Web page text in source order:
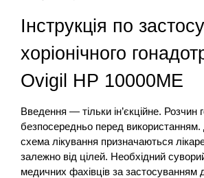
Інструкція по
хоріонічного
Ovigil HP 10000МЕ
Введення — тільки ін’єкційне. Розчин
безпосередньо перед використанням.
схема лікування призначаються
залежно від цілей. Необхідний
медичних фахівців за застосуванням